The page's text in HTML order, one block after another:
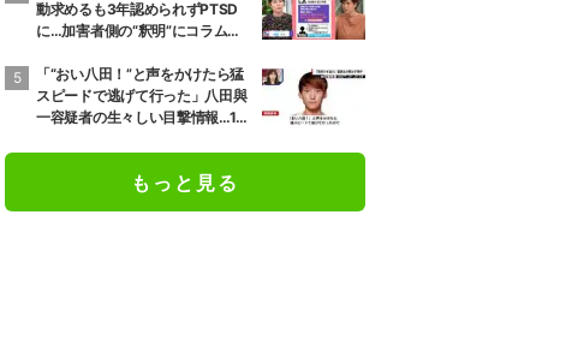
動求めるも3年認められずPTSD
に…加害者側の“釈明”にコラムニ
織体制の問題点も指摘
「“おい八田！”と声をかけたら猛
スピードで逃げて行った」八田與
一容疑者の生々しい目撃情報…1万
もっと見る